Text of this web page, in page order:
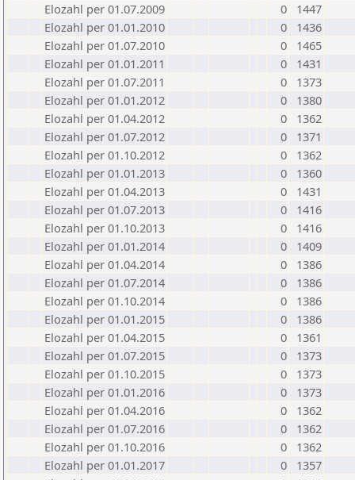
Elozahl per 01.07.2009
0
1447
Elozahl per 01.01.2010
0
1436
Elozahl per 01.07.2010
0
1465
Elozahl per 01.01.2011
0
1431
Elozahl per 01.07.2011
0
1373
Elozahl per 01.01.2012
0
1380
Elozahl per 01.04.2012
0
1362
Elozahl per 01.07.2012
0
1371
Elozahl per 01.10.2012
0
1362
Elozahl per 01.01.2013
0
1360
Elozahl per 01.04.2013
0
1431
Elozahl per 01.07.2013
0
1416
Elozahl per 01.10.2013
0
1416
Elozahl per 01.01.2014
0
1409
Elozahl per 01.04.2014
0
1386
Elozahl per 01.07.2014
0
1386
Elozahl per 01.10.2014
0
1386
Elozahl per 01.01.2015
0
1386
Elozahl per 01.04.2015
0
1361
Elozahl per 01.07.2015
0
1373
Elozahl per 01.10.2015
0
1373
Elozahl per 01.01.2016
0
1373
Elozahl per 01.04.2016
0
1362
Elozahl per 01.07.2016
0
1362
Elozahl per 01.10.2016
0
1362
Elozahl per 01.01.2017
0
1357